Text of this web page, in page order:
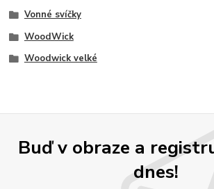
Vonné svíčky
WoodWick
Woodwick velké
Buď v obraze a
dnes!